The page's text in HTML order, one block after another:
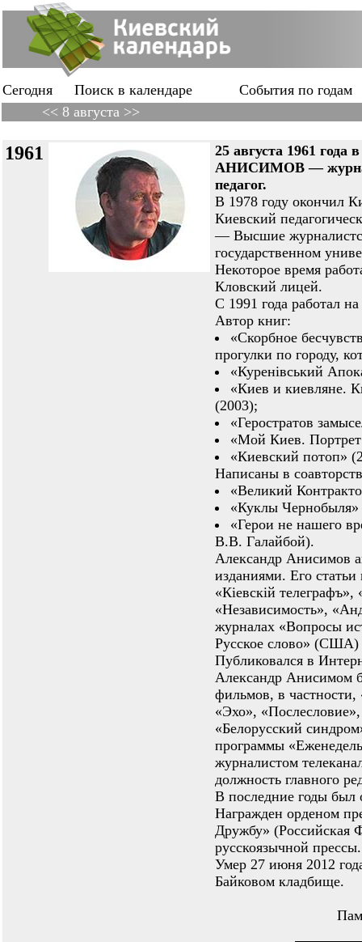
Сегодня Поиск в календаре
События по годам
<< 8 августа >>
1961
25 августа 1961 года
АНИСИМОВ —
педагог.
В 1978 году окончил
Киевский
— Высшие
государственном
Некоторое время
Кловский лицей.
С 1991 года работал
Автор книг:
«Скорбное
прогулки по городу,
«Куренівський
«Киев и киевляне.
(2003);
«Геростратов
«Мой Киев. Портрет
«Киевский потоп»
Написаны в
«Великий
«Куклы Чернобыля»
«Герои не нашего
В.В. Галайбой).
Александр Анисимов
изданиями. Его статьи
«Кіевскій
«Независимость»,
журналах «Вопросы
Русское слово» (США)
Публиковался в
Александр Анисимом
фильмов, в
«Эхо»,
«Белорусский
программы
журналистом
должность главного
В последние годы был
Награжден орденом
Дружбу» (Российская
русскоязычной прессы.
Умер 27 июня 2012
Байковом кладбище.